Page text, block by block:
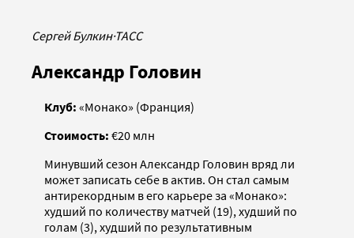
Сергей Булкин·ТАСС
Александр Головин
Клуб: «Монако» (Франция)
Стоимость: €20 млн
Минувший сезон Александр Головин вряд ли
может записать себе в актив. Он стал самым
антирекордным в его карьере за «Монако»:
худший по количеству матчей (19), худший по
голам (3), худший по результативным